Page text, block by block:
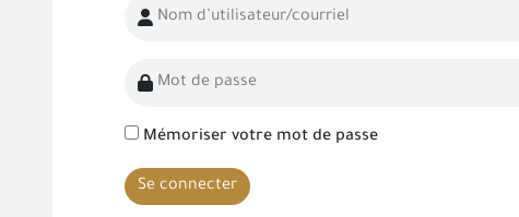
Mémoriser votre mot de passe
Se connecter